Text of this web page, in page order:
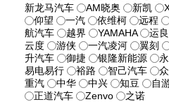
新龙马汽车
AM晓奥 新凯
仰望
一汽 依维柯 远程
航汽车
越界 YAMAHA 运
云度
游侠 一汽凌河 翼刻
升汽车
御捷 银隆新能源
易电易行
裕路 智己汽车
重汽
中华 中兴 知豆 自
正道汽车
Zenvo 之诺